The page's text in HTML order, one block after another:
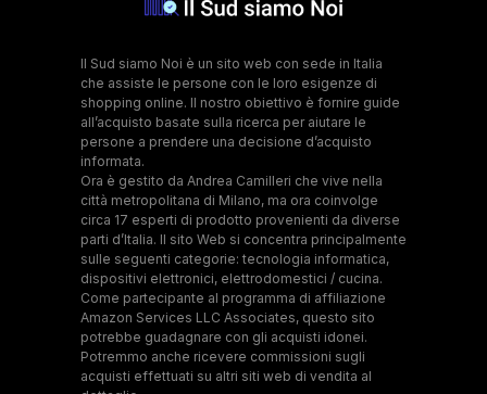
Il Sud siamo Noi è un sito web con sede in Italia
che assiste le persone con le loro esigenze di
shopping online. Il nostro obiettivo è fornire guide
all’acquisto basate sulla ricerca per aiutare le
persone a prendere una decisione d’acquisto
informata.
Ora è gestito da Andrea Camilleri che vive nella
città metropolitana di Milano, ma ora coinvolge
circa 17 esperti di prodotto provenienti da diverse
parti d’Italia. Il sito Web si concentra principalmente
sulle seguenti categorie: tecnologia informatica,
dispositivi elettronici, elettrodomestici / cucina.
Come partecipante al programma di affiliazione
Amazon Services LLC Associates, questo sito
potrebbe guadagnare con gli acquisti idonei.
Potremmo anche ricevere commissioni sugli
acquisti effettuati su altri siti web di vendita al